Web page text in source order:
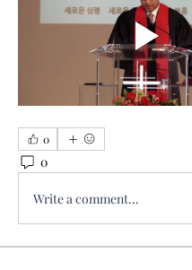
0
0
Write a comment...